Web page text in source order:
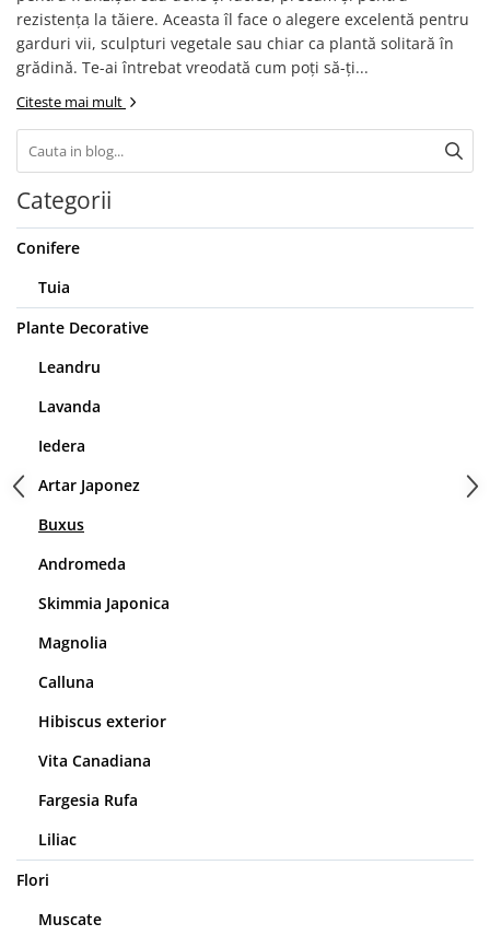
Seminte de Ierburi
Seminte de Legume/Fructe
rezistența la tăiere. Aceasta îl face o alegere excelentă pentru
garduri vii, sculpturi vegetale sau chiar ca plantă solitară în
grădină. Te-ai întrebat vreodată cum poți să-ți...
Citeste mai mult
Categorii
Conifere
Tuia
Plante Decorative
Leandru
Lavanda
Iedera
Artar Japonez
Buxus
Andromeda
Skimmia Japonica
Magnolia
Calluna
Hibiscus exterior
Vita Canadiana
Fargesia Rufa
Liliac
Flori
Muscate